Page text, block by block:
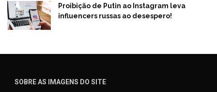
Proibição de Putin ao Instagram leva
influencers russas ao desespero!
SOBRE AS IMAGENS DO SITE